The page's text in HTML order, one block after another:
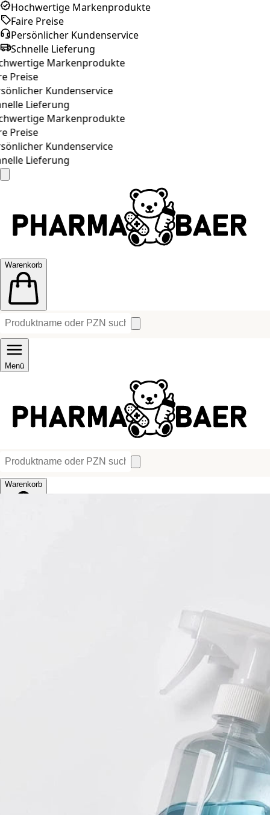
Hochwertige Markenprodukte
Faire Preise
Persönlicher Kundenservice
Schnelle Lieferung
Markenprodukte
Preise
Kundenservice
Lieferung
Markenprodukte
Preise
Kundenservice
Lieferung
Warenkorb
Menü
Warenkorb